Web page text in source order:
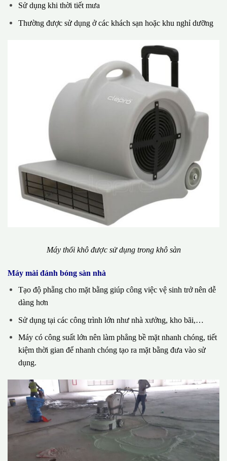
Sử dụng khi thời tiết mưa
Thường được sử dụng ở các khách sạn hoặc khu nghỉ dưỡng
Máy thổi khô được sử dụng trong khô sàn
Máy mài đánh bóng sàn nhà
Tạo độ phẵng cho mặt bằng giúp công việc vệ sinh trở nên dễ
dàng hơn
Sử dụng tại các công trình lớn như nhà xưởng, kho bãi,…
Máy có công suất lớn nên làm phẳng bề mặt nhanh chóng, tiết
kiệm thời gian để nhanh chóng tạo ra mặt bằng đưa vào sử
dụng.